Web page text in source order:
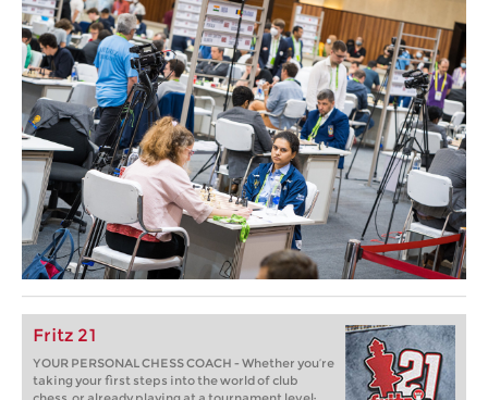
Fritz 21
YOUR PERSONAL CHESS COACH - Whether you’re
taking your first steps into the world of club